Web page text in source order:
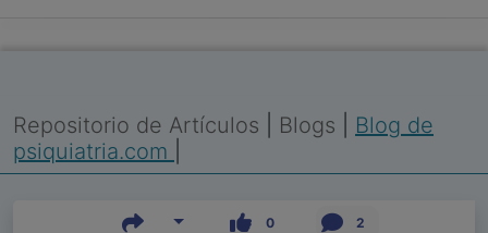
Repositorio de Artículos Blogs
Blog de
psiquiatria.com
0 2